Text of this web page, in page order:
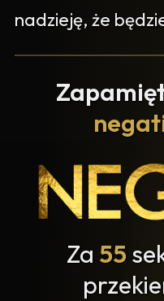
nadzieję, że
Za 55